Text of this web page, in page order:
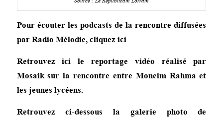
Pour écouter les podcasts de la rencontre diffusées
par Radio Mélodie, cliquez ici
Retrouvez icile reportage vidéo réalisé par
Mosaik sur la rencontre entre Moneim Rahma et
les jeunes lycéens.
Retrouvez ci-dessous la galerie photo de